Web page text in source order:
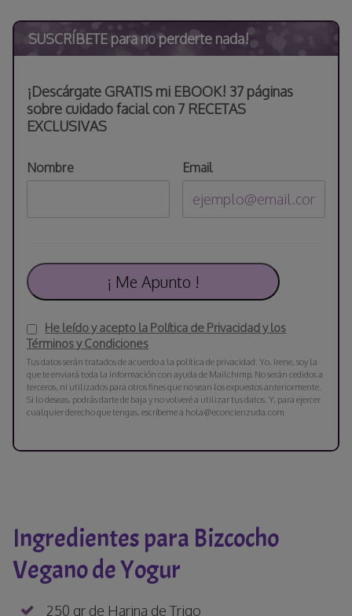
SUSCRÍBETE para no perderte nada!
¡Descárgate GRATIS mi EBOOK! 37 páginas
sobre cuidado facial con 7 RECETAS
EXCLUSIVAS
Nombre Email
He leído y acepto la Política de Privacidad y los
Términos y Condiciones
Tus datos serán tratados de acuerdo a la política de privacidad. Yo, Irene, soy la
que te enviará toda la información con ayuda de Mailchimp. No serán cedidos a
terceros, ni utilizados para otros fines que no sean los expuestos anteriormente.
Si lo deseas, podrás darte de baja y no volveré a utilizar tus datos. Y, para ejercer
cualquier derecho que tengas, escríbeme a hola@econcienzuda.com
Ingredientes para Bizcocho
Vegano de Yogur
250 gr de Harina de Trigo